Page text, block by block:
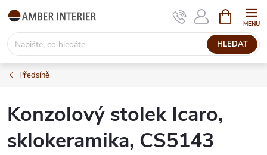
Přejít
obsah
HLEDAT
NÁKUPNÍ
KOŠÍK
Předsíně
Konzolový stolek Icaro,
sklokeramika, CS5143